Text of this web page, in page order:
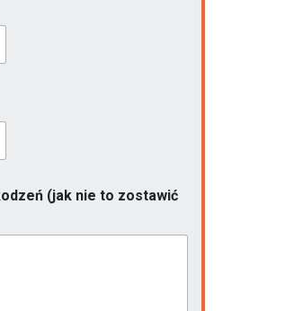
(jak nie to zostawić